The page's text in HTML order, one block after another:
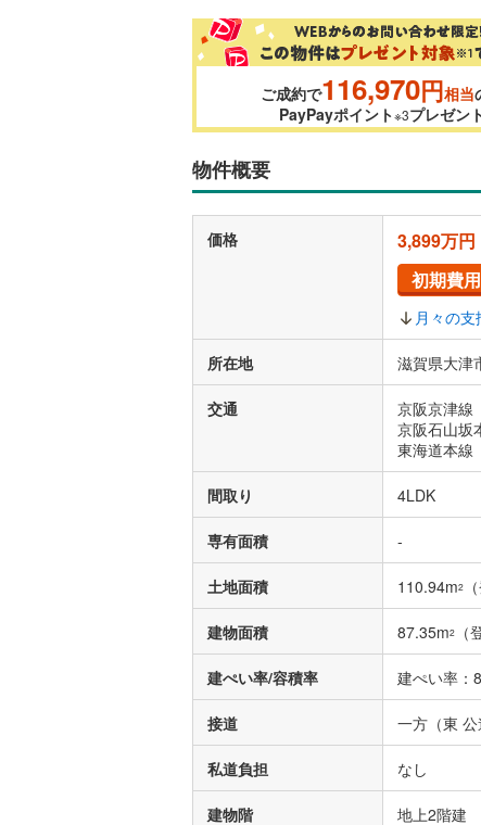
ご成約で116,970円相当
PayPayポイント※3プレゼン
物件概要
価格
3,899万円
初期費
月々の
所在地 滋賀県大津
交通
京阪京津線
京阪石山坂
東海道本線
間取り 4LDK
専有面積 -
土地面積 110.94m2
建物面積 87.35m2 （
建ぺい率/容積率 建ぺい率：
接道 一方（東 公
私道負担 なし
建物階 地上2階建